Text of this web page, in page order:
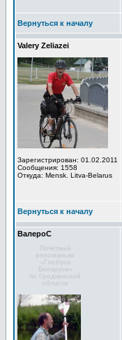
Вернуться к началу
Valery Zeliazei
Зарегистрирован: 01.02.2011
Сообщения: 1558
Откуда: Mensk. Litva-Belarus
Вернуться к началу
ВалероС
Почётный
веломаньяк
«Глобуса
Беларуси»
по Гродненской
области